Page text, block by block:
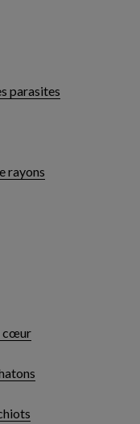
parasites
rayons
cœur